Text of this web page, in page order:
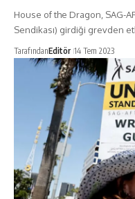
House of the Dragon, SAG-
Sendikası) girdiği grevden
TarafındanEditör 14 Tem 2023